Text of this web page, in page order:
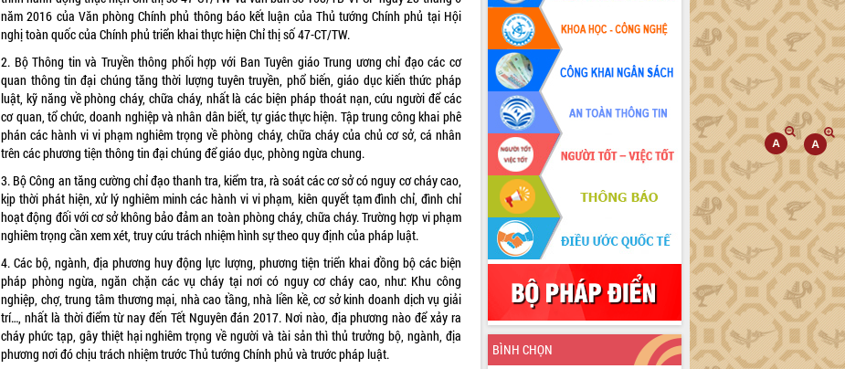
năm 2016 của Văn phòng Chính phủ thông báo kết luận của Thủ tướng Chính phủ tại Hội
nghị toàn quốc của Chính phủ triển khai thực hiện Chỉ thị số 47-CT/TW.
2. Bộ Thông tin và Truyền thông phối hợp với Ban Tuyên giáo Trung ương chỉ đạo các cơ
quan thông tin đại chúng tăng thời lượng tuyên truyền, phổ biến, giáo dục kiến thức pháp
luật, kỹ năng về phòng cháy, chữa cháy, nhất là các biện pháp thoát nạn, cứu người để các
cơ quan, tổ chức, doanh nghiệp và nhân dân biết, tự giác thực hiện. Tập trung công khai phê
phán các hành vi vi phạm nghiêm trọng về phòng cháy, chữa cháy của chủ cơ sở, cá nhân
trên các phương tiện thông tin đại chúng để giáo dục, phòng ngừa chung.
3. Bộ Công an tăng cường chỉ đạo thanh tra, kiểm tra, rà soát các cơ sở có nguy cơ cháy cao,
kịp thời phát hiện, xử lý nghiêm minh các hành vi vi phạm, kiên quyết tạm đình chỉ, đình chỉ
hoạt động đối với cơ sở không bảo đảm an toàn phòng cháy, chữa cháy. Trường hợp vi phạm
nghiêm trọng cần xem xét, truy cứu trách nhiệm hình sự theo quy định của pháp luật.
4. Các bộ, ngành, địa phương huy động lực lượng, phương tiện triển khai đồng bộ các biện
pháp phòng ngừa, ngăn chặn các vụ cháy tại nơi có nguy cơ cháy cao, như: Khu công
nghiệp, chợ, trung tâm thương mại, nhà cao tầng, nhà liền kề, cơ sở kinh doanh dịch vụ giải
trí…, nhất là thời điểm từ nay đến Tết Nguyên đán 2017. Nơi nào, địa phương nào để xảy ra
cháy phức tạp, gây thiệt hại nghiêm trọng về người và tài sản thì thủ trưởng bộ, ngành, địa
phương nơi đó chịu trách nhiệm trước Thủ tướng Chính phủ và trước pháp luật.
BÌNH CHỌN